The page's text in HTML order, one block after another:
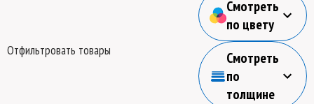
Отфильтровать товары
Смотреть
по цвету
Смотреть
по
толщине